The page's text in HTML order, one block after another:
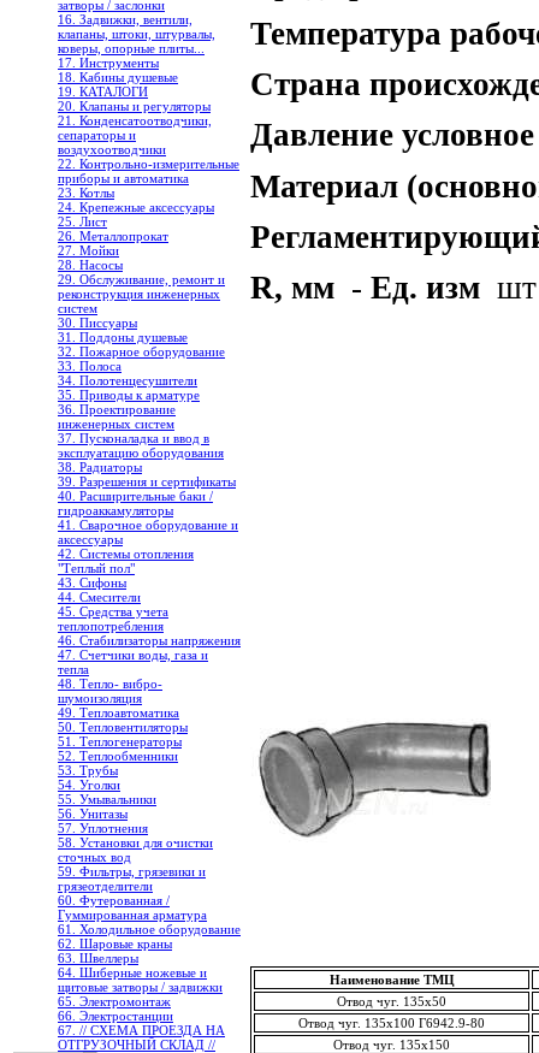
затворы / заслонки
16. Задвижки, вентили,
клапаны, штоки, штурвалы,
коверы, опорные плиты...
17. Инструменты
18. Кабины душевые
19. КАТАЛОГИ
20. Клапаны и регуляторы
21. Конденсатоотводчики,
сепараторы и
воздухоотводчики
22. Контрольно-измерительные
приборы и автоматика
23. Котлы
24. Крепежные аксессуары
25. Лист
26. Металлопрокат
27. Мойки
28. Насосы
29. Обслуживание, ремонт и
реконструкция инженерных
систем
30. Писсуары
31. Поддоны душевые
32. Пожарное оборудование
33. Полоса
34. Полотенцесушители
35. Приводы к арматуре
36. Проектирование
инженерных систем
37. Пусконаладка и ввод в
эксплуатацию оборудования
38. Радиаторы
39. Разрешения и сертификаты
40. Расширительные баки /
гидроаккамуляторы
41. Сварочное оборудование и
аксессуары
42. Системы отопления
"Теплый пол"
43. Сифоны
44. Смесители
45. Средства учета
теплопотребления
46. Стабилизаторы напряжения
47. Счетчики воды, газа и
тепла
48. Тепло- вибро-
шумоизоляция
49. Теплоавтоматика
50. Тепловентиляторы
51. Теплогенераторы
52. Теплообменники
53. Трубы
54. Уголки
55. Умывальники
56. Унитазы
57. Уплотнения
58. Установки для очистки
сточных вод
59. Фильтры, грязевики и
грязеотделители
60. Футерованная /
Гуммированная арматура
61. Холодильное oборудование
62. Шаровые краны
63. Швеллеры
64. Шиберные ножевые и
щитовые затворы / задвижки
65. Электромонтаж
66. Электростанции
67. // СХЕМА ПРОЕЗДА НА
ОТГРУЗОЧНЫЙ СКЛАД //
Температура
Страна
Давление
Материал
R, мм - Ед. изм шт
Наименование ТМЦ
Отвод чуг. 135х50
Отвод чуг. 135х100 Г6942.9-80
Отвод чуг. 135х150